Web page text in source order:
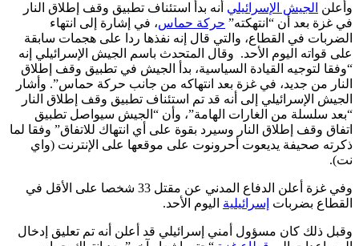
وأعلن الجيش الإسرائيلي أنه بدأ استئناف تطبيق وقف إطلاق النار
في غزة بعد أن “انتهكته” حركة حماس، في إشارة إلى انتهاء
الضربات في القطاع، والتي قال إنه نفذها ردا على هجمات سابقة
على قواته اليوم الأحد. وقال المتحدث باسم الجيش الإسرائيلي إنه
“وفقا لتوجيه القيادة السياسية، بدأ الجيش في تطبيق وقف إطلاق
النار من جديد، في غزة بعد انتهاكه من جانب حركة حماس”. وأشار
الجيش الإسرائيلي إلى أنه قد تم استئناف تطبيق وقف إطلاق النار
“بعد سلسلة من الغارات الهامة”، وأن “الجيش سيواصل تطبيق
اتفاق وقف إطلاق النار وسيرد بقوة على أي انتهاك للاتفاق” وفقا لما
ذكرته صحيفة يديعوت أحرونوت على موقعها على الإنترنت (واي
نت).
وفي غزة أعلن الدفاع المدني عن مقتل 33 شخصا على الأقل في
القطاع بضربات إسرائيلية اليوم الأحد.
وقبل ذلك كان مسؤول أمني إسرائيلي قد أعلن أنه تم تعليق إدخال